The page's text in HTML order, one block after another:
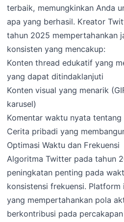
terbaik, memungkinkan Anda
apa yang berhasil. Kreator
tahun 2025 mempertahankan
konsisten yang mencakup:
Konten thread edukatif yang
yang dapat ditindaklanjuti
Konten visual yang menarik
karusel)
Komentar waktu nyata
Cerita pribadi yang
Optimasi Waktu dan Frekuensi
Algoritma Twitter pada tahun
peningkatan penting pada
konsistensi frekuensi. Platform
yang mempertahankan pola
berkontribusi pada